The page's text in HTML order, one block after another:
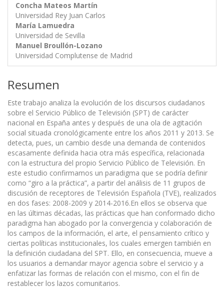
Concha Mateos Martín
Universidad Rey Juan Carlos
María Lamuedra
Universidad de Sevilla
Manuel Broullón-Lozano
Universidad Complutense de Madrid
Resumen
Este trabajo analiza la evolución de los discursos ciudadanos
sobre el Servicio Público de Televisión (SPT) de carácter
nacional en España antes y después de una ola de agitación
social situada cronológicamente entre los años 2011 y 2013. Se
detecta, pues, un cambio desde una demanda de contenidos
escasamente definida hacia otra más específica, relacionada
con la estructura del propio Servicio Público de Televisión. En
este estudio confirmamos un paradigma que se podría definir
como “giro a la práctica”, a partir del análisis de 11 grupos de
discusión de receptores de Televisión Española (TVE), realizados
en dos fases: 2008-2009 y 2014-2016.En ellos se observa que
en las últimas décadas, las prácticas que han conformado dicho
paradigma han abogado por la convergencia y colaboración de
los campos de la información, el arte, el pensamiento crítico y
ciertas políticas institucionales, los cuales emergen también en
la definición ciudadana del SPT. Ello, en consecuencia, mueve a
los usuarios a demandar mayor agencia sobre el servicio y a
enfatizar las formas de relación con el mismo, con el fin de
restablecer los lazos comunitarios.